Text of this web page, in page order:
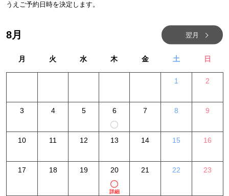
うえご予約日時を決定します。
8月 翌月
月 火 水 木 金 土 日
1 2
3 4 5 6 7 8 9
10 11 12 13 14 15 16
17 18 19 20
詳細
21 22 23